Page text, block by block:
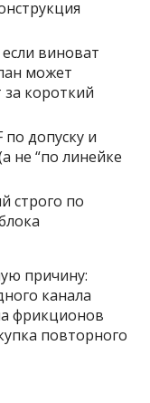
виноват
может
короткий
допуску и
не “по линейке
строго по
причину:
канала
фрикционов
повторного